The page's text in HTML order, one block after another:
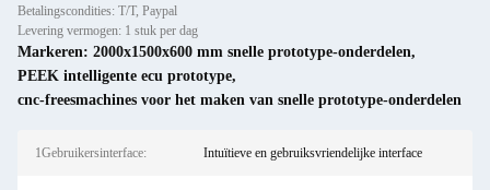
Betalingscondities: T/T, Paypal
Levering vermogen: 1 stuk per dag
Markeren: 2000x1500x600 mm snelle prototype-onderdelen,
PEEK intelligente ecu prototype,
cnc-freesmachines voor het maken van snelle prototype-onderdelen
1Gebruikersinterface: Intuïtieve en gebruiksvriendelijke interface